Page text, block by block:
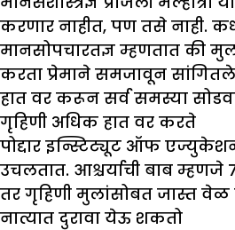
करणार नाहीत, पण तसे नाही.
मानसोपचारतज्ञ म्हणतात की
करता प्रेमाने समजावून
हात वर करून सर्व समस्या
गृहिणी अधिक हात वर करते
पोद्दार इन्स्टिट्यूट ऑफ
उचलतात. आश्चर्याची बाब
तर गृहिणी मुलांसोबत जास्त
नात्यात दुरावा येऊ शकतो